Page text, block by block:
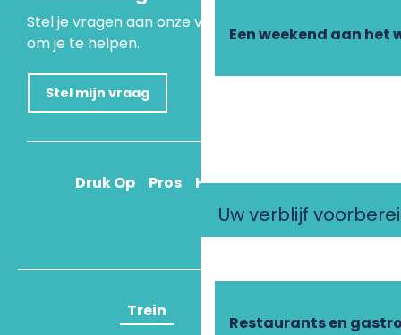
Een weekend aan het
Uw verblijf
Restaurants en
Stel je vragen aan onze virtuele assistent, die er is
om je te helpen.
Stel mijn vraag
Druk Op Pros Hoe kom ik daar?
Trein